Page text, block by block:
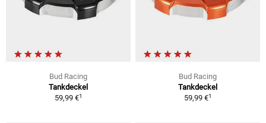
Bud Racing
Tankdeckel
59,99 €1
Bud Racing
Tankdeckel
59,99 €1